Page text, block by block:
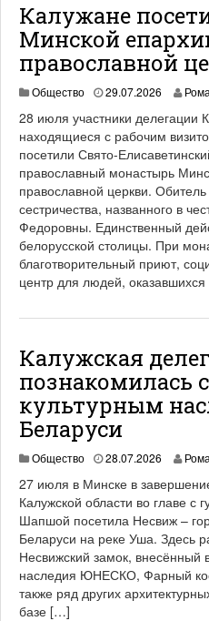
Калужане
Минской
православной
Общество 29.07.2026
28 июля участники делегации
находящиеся с рабочим
посетили Свято-
православный монастырь
православной церкви.
сестричества, названного в
Федоровны. Единственный
белорусской столицы. При
благотворительный приют,
центр для людей,
Калужская
познакомилась
культурным
Беларуси
Общество 28.07.2026
27 июля в Минске в
Калужской области во главе с
Шапшой посетила Несвиж –
Беларуси на реке Уша. Здесь
Несвижский замок, внесённый
наследия ЮНЕСКО, Фарный
также ряд других
базе […]